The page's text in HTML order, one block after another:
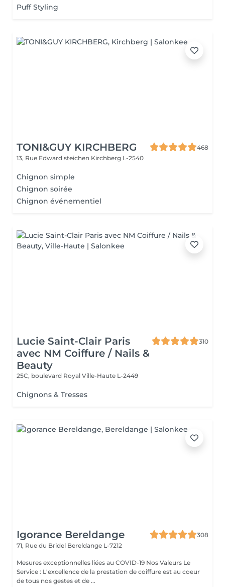
Puff Styling
TONI&GUY KIRCHBERG
468
13, Rue Edward steichen Kirchberg L-2540
Chignon simple
Chignon soirée
Chignon événementiel
Lucie Saint-Clair Paris
avec NM Coiffure / Nails &
Beauty
310
25C, boulevard Royal Ville-Haute L-2449
Chignons & Tresses
Igorance Bereldange
308
71, Rue du Bridel Bereldange L-7212
Mesures exceptionnelles liées au COVID-19 Nos Valeurs Le
Service : L'excellence de la prestation de coiffure est au coeur
de tous nos gestes et de ...